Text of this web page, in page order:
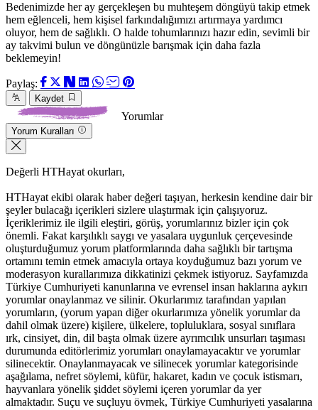
Bedenimizde her ay gerçekleşen bu muhteşem döngüyü takip etmek
hem eğlenceli, hem kişisel farkındalığımızı artırmaya yardımcı
oluyor, hem de sağlıklı. O halde tohumlarınızı hazır edin, sevimli bir
ay takvimi bulun ve döngünüzle barışmak için daha fazla
beklemeyin!
Paylaş:
Kaydet
Yorumlar
Yorum Kuralları
Değerli HTHayat okurları,
HTHayat ekibi olarak haber değeri taşıyan, herkesin kendine dair bir
şeyler bulacağı içerikleri sizlere ulaştırmak için çalışıyoruz.
İçeriklerimiz ile ilgili eleştiri, görüş, yorumlarınız bizler için çok
önemli. Fakat karşılıklı saygı ve yasalara uygunluk çerçevesinde
oluşturduğumuz yorum platformlarında daha sağlıklı bir tartışma
ortamını temin etmek amacıyla ortaya koyduğumuz bazı yorum ve
moderasyon kurallarımıza dikkatinizi çekmek istiyoruz. Sayfamızda
Türkiye Cumhuriyeti kanunlarına ve evrensel insan haklarına aykırı
yorumlar onaylanmaz ve silinir. Okurlarımız tarafından yapılan
yorumların, (yorum yapan diğer okurlarımıza yönelik yorumlar da
dahil olmak üzere) kişilere, ülkelere, topluluklara, sosyal sınıflara
ırk, cinsiyet, din, dil başta olmak üzere ayrımcılık unsurları taşıması
durumunda editörlerimiz yorumları onaylamayacaktır ve yorumlar
silinecektir. Onaylanmayacak ve silinecek yorumlar kategorisinde
aşağılama, nefret söylemi, küfür, hakaret, kadın ve çocuk istismarı,
hayvanlara yönelik şiddet söylemi içeren yorumlar da yer
almaktadır. Suçu ve suçluyu övmek, Türkiye Cumhuriyeti yasalarına